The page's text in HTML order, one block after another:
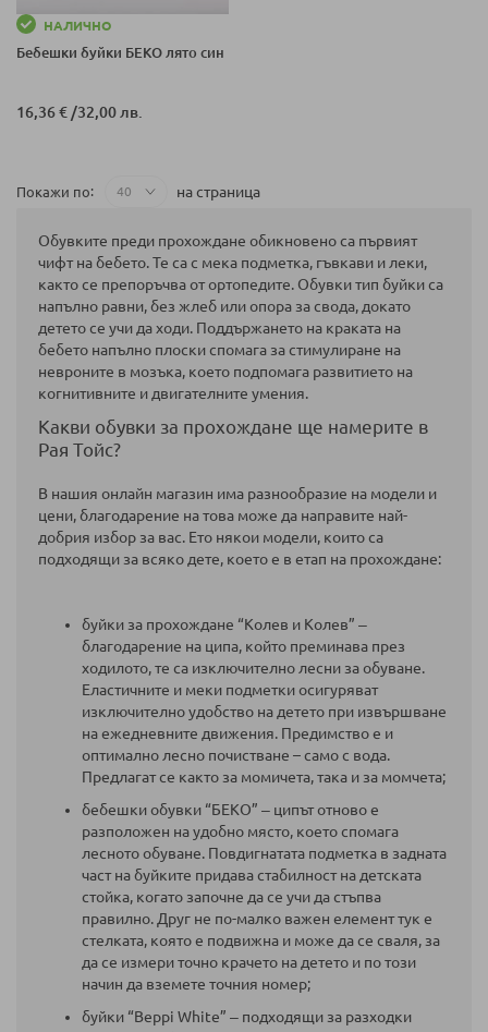
НАЛИЧНО
Бебешки буйки БЕКО лято син
16,36 € /32,00 лв.
Покажи по на страница
Обувките преди прохождане обикновено са първият
чифт на бебето. Те са с мека подметка, гъвкави и леки,
както се препоръчва от ортопедите. Обувки тип буйки са
напълно равни, без жлеб или опора за свода, докато
детето се учи да ходи. Поддържането на краката на
бебето напълно плоски спомага за стимулиране на
невроните в мозъка, което подпомага развитието на
когнитивните и двигателните умения.
Какви обувки за прохождане ще намерите в
Рая Тойс?
В нашия онлайн магазин има разнообразие на модели и
цени, благодарение на това може да направите най-
добрия избор за вас. Ето някои модели, които са
подходящи за всяко дете, което е в етап на прохождане:
буйки за прохождане “Колев и Колев” ‒
благодарение на ципа, който преминава през
ходилото, те са изключително лесни за обуване.
Еластичните и меки подметки осигуряват
изключително удобство на детето при извършване
на ежедневните движения. Предимство е и
оптимално лесно почистване – само с вода.
Предлагат се както за момичета, така и за момчета;
бебешки обувки “БЕКО” ‒ ципът отново е
разположен на удобно място, което спомага
лесното обуване. Повдигнатата подметка в задната
част на буйките придава стабилност на детската
стойка, когато започне да се учи да стъпва
правилно. Друг не по-малко важен елемент тук е
стелката, която е подвижна и може да се сваля, за
да се измери точно крачето на детето и по този
начин да вземете точния номер;
буйки “Beppi White” ‒ подходящи за разходки